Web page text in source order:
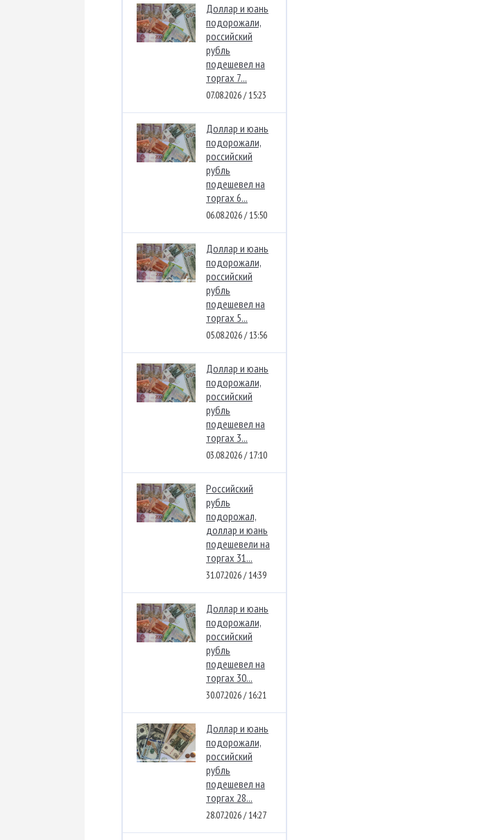
Доллар и юань
подорожали,
российский
рубль
подешевел на
торгах 7...
07.08.2026 / 15:23
Доллар и юань
подорожали,
российский
рубль
подешевел на
торгах 6...
06.08.2026 / 15:50
Доллар и юань
подорожали,
российский
рубль
подешевел на
торгах 5...
05.08.2026 / 13:56
Доллар и юань
подорожали,
российский
рубль
подешевел на
торгах 3...
03.08.2026 / 17:10
Российский
рубль
подорожал,
доллар и юань
подешевели на
торгах 31...
31.07.2026 / 14:39
Доллар и юань
подорожали,
российский
рубль
подешевел на
торгах 30...
30.07.2026 / 16:21
Доллар и юань
подорожали,
российский
рубль
подешевел на
торгах 28...
28.07.2026 / 14:27